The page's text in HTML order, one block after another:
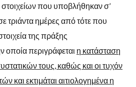
στοιχείων που υποβλήθηκαν σ’
τριάντα ημέρες από τότε που
της πράξης
οποία περιγράφεται η κατάσταση
τους, καθώς και οι τυχόν
και εκτιμάται αιτιολογημένα η